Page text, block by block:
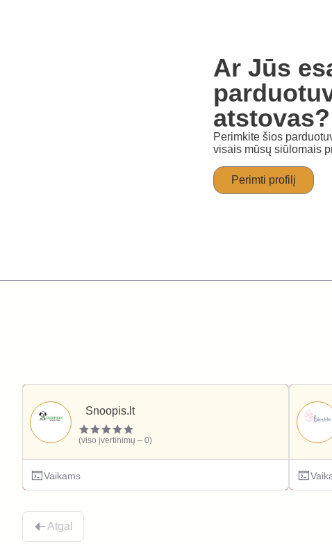
Ar Jūs
atstovas?
Perimkite šios
visais mūsų siūlomais
Perimti profilį
Snoopis.lt
(viso įvertinimų – 0)
Vaikams
Atgal